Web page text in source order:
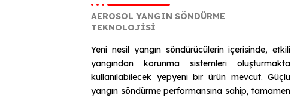
AEROSOL YANGIN SÖNDÜRME
TEKNOLOJİSİ
Yeni nesil yangın söndürücülerin içerisinde, etkili
yangından korunma sistemleri oluşturmakta
kullanılabilecek yepyeni bir ürün mevcut. Güçlü
yangın söndürme performansına sahip, tamamen